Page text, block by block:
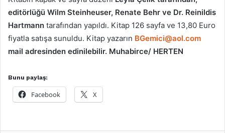
editörlüğü Wilm Steinheuser, Renate Behr ve Dr. Reinildis
Hartmann tarafından yapıldı. Kitap 126 sayfa ve 13,80 Euro
fiyatla satışa sunuldu. Kitap yazarın BGemici@aol.com
mail adresinden edinilebilir. Muhabirce/ HERTEN
Bunu paylaş:
Facebook X